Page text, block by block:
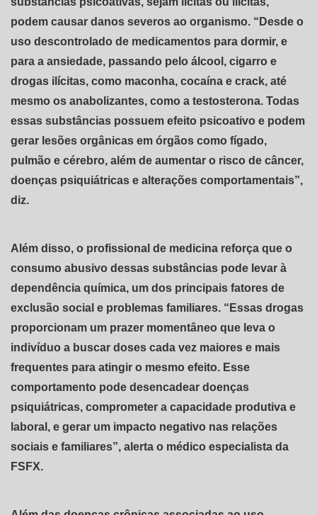
podem causar danos severos ao organismo. “Desde o
uso descontrolado de medicamentos para dormir, e
para a ansiedade, passando pelo álcool, cigarro e
drogas ilícitas, como maconha, cocaína e crack, até
mesmo os anabolizantes, como a testosterona. Todas
essas substâncias possuem efeito psicoativo e podem
gerar lesões orgânicas em órgãos como fígado,
pulmão e cérebro, além de aumentar o risco de câncer,
doenças psiquiátricas e alterações comportamentais”,
diz.
Além disso, o profissional de medicina reforça que o
consumo abusivo dessas substâncias pode levar à
dependência química, um dos principais fatores de
exclusão social e problemas familiares. “Essas drogas
proporcionam um prazer momentâneo que leva o
indivíduo a buscar doses cada vez maiores e mais
frequentes para atingir o mesmo efeito. Esse
comportamento pode desencadear doenças
psiquiátricas, comprometer a capacidade produtiva e
laboral, e gerar um impacto negativo nas relações
sociais e familiares”, alerta o médico especialista da
FSFX.